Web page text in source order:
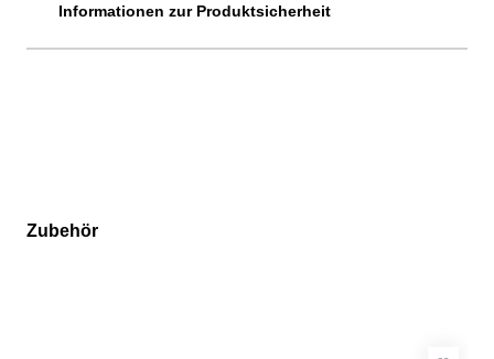
Informationen zur Produktsicherheit
Produktgalerie überspringen
Zubehör